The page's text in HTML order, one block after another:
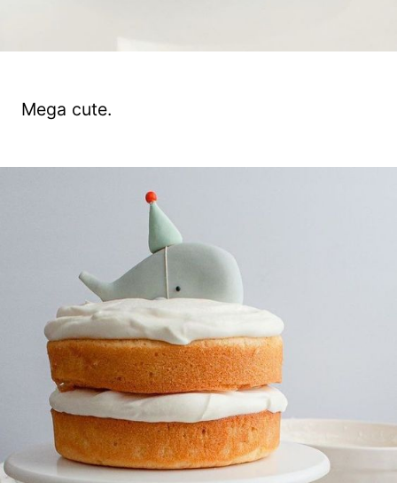
Mega cute.